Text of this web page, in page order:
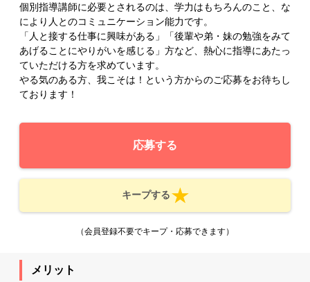
個別指導講師に必要とされるのは、学力はもちろんのこと、な
により人とのコミュニケーション能力です。
「人と接する仕事に興味がある」「後輩や弟・妹の勉強をみて
あげることにやりがいを感じる」方など、熱心に指導にあたっ
ていただける方を求めています。
やる気のある方、我こそは！という方からのご応募をお待ちし
ております！
応募する
キープする
（会員登録不要でキープ・応募できます）
メリット